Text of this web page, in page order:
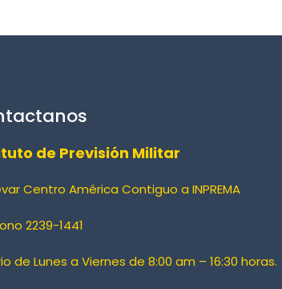
de Previsión Militar
Centro América Contiguo a INPREMA
2239-1441
de Lunes a Viernes de 8:00 am – 16:30 horas.